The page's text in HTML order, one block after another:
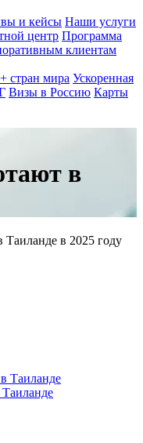
и кейсы Наши услуги
центр Программа
клиентам
стран мира Ускоренная
Визы в Россию Карты
в
Таиланде в 2025 году
Таиланде
Таиланде